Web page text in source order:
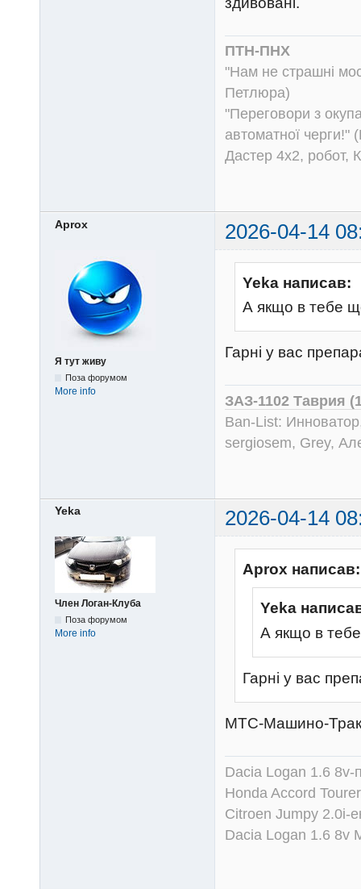
ПТН-ПНХ
"Нам не страшні
Петлюра)
"Переговори з
автоматної черги!"
Дастер 4х2, робот,
Aprox 2026-04-14
Я тут живу
Поза форумом
More info
Yeka написав:
А якщо в тебе
Гарні у вас
ЗАЗ-1102 Таврия
Ban-List:
sergiosem, Grey,
Yeka 2026-04-14
Член Логан-Клуба
Поза форумом
More info
Aprox написав:
Yeka
А якщо в
Гарні у вас
МТС-Машино-
Dacia Logan 1.6
Honda Accord
Citroen Jumpy 2.0i-
Dacia Logan 1.6 8v